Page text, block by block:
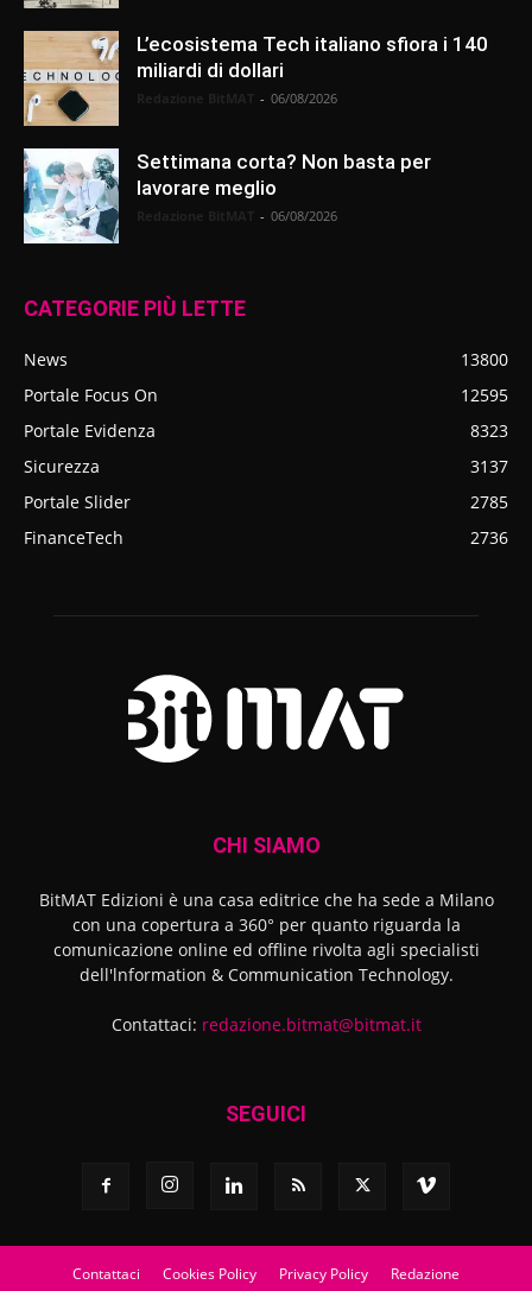
L’ecosistema Tech italiano sfiora i 140
miliardi di dollari
- 06/08/2026
Settimana corta? Non basta per
lavorare meglio
- 06/08/2026
CATEGORIE PIÙ LETTE
News
13800
Portale Focus On
12595
Portale Evidenza
8323
Sicurezza
3137
Portale Slider
2785
FinanceTech
2736
CHI SIAMO
BitMAT Edizioni è una casa editrice che ha sede a Milano
con una copertura a 360° per quanto riguarda la
comunicazione online ed offline rivolta agli specialisti
dell'lnformation & Communication Technology.
Contattaci: redazione.bitmat@bitmat.it
SEGUICI
Contattaci Cookies Policy Privacy Policy Redazione